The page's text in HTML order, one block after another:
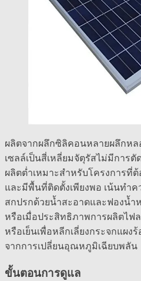
ผลิตจากผลึกซิลิคอนหลายผลึกหล
เซลล์เป็นสี่เหลี่ยมจัตุรัสไม่มีการ
ผลิตต่ำเหมาะสำหรับโครงการที่
และมีพื้นที่ติดตั้งเพียงพอ เน้นทำ
สกปรกด้วยน้ำสะอาดและฟองน้ำ
หรือเมื่อประสิทธิภาพการผลิตไฟ
หรือเย็นเพื่อหลีกเลี่ยงกระจกแผง
จากการเปลี่ยนอุณหภูมิเฉียบพลัน
ขั้นตอนการดูแล